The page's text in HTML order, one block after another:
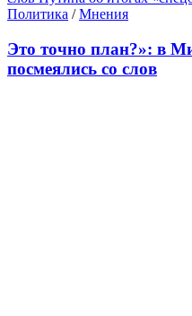
Политика /Мнения
Это точно план?»: в
посмеялись со слов